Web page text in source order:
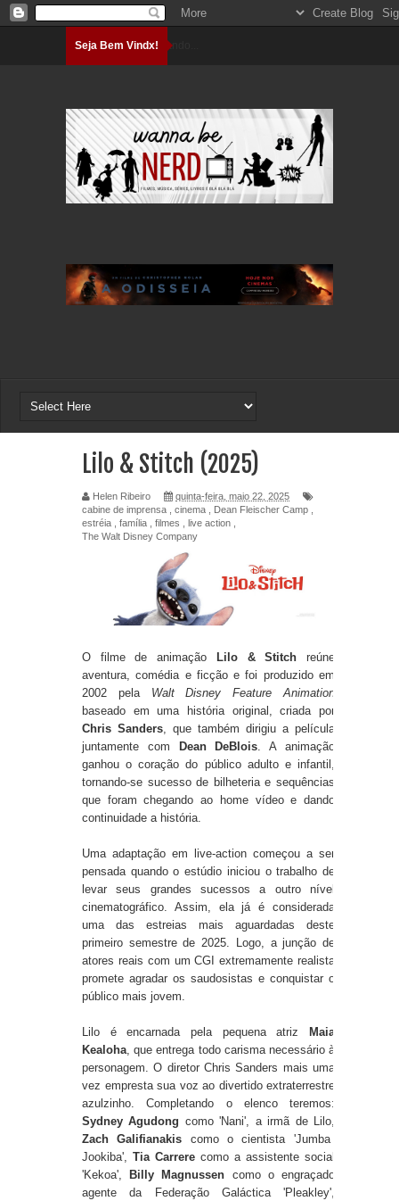
Seja Bem Vindx!Carregando...
Lilo & Stitch (2025)
Helen Ribeiro
quinta-feira, maio 22, 2025
cabine de imprensa
cinema Dean Fleischer Camp
estréia
família filmes live action
The Walt Disney Company
O filme de animação Lilo & Stitch reúne
aventura, comédia e ficção e foi produzido em
2002 pela Walt Disney Feature Animation
baseado em uma história original, criada por
Chris Sanders, que também dirigiu a película
juntamente com
Dean DeBlois. A animação
ganhou o coração do público adulto e infantil,
tornando-se sucesso de bilheteria e sequências
que foram chegando ao home vídeo e dando
continuidade a história.
Uma adaptação em live-action começou a ser
pensada quando o estúdio iniciou o trabalho de
levar seus grandes sucessos a outro nível
cinematográfico. Assim, ela já é considerada
uma das estreias mais aguardadas deste
primeiro semestre de 2025. Logo, a junção de
atores reais com um CGI extremamente realista
promete agradar os saudosistas e conquistar o
público mais jovem.
Lilo é encarnada pela pequena atriz
Maia
Kealoha, que entrega todo carisma necessário à
personagem. O diretor Chris Sanders mais uma
vez empresta sua voz ao divertido extraterrestre
azulzinho. Completando o elenco teremos:
Sydney Agudong como 'Nani', a irmã de Lilo,
Zach Galifianakis como o cientista 'Jumba
Jookiba', Tia Carrere como a assistente social
'Kekoa',
Billy Magnussen como o engraçado
agente da Federação Galáctica 'Pleakley',